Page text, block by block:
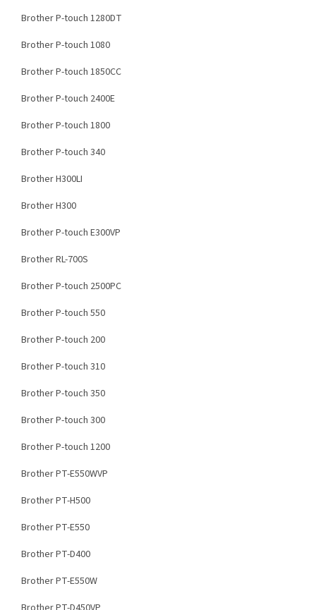
Brother P-touch 1280DT
Brother P-touch 1080
Brother P-touch 1850CC
Brother P-touch 2400E
Brother P-touch 1800
Brother P-touch 340
Brother H300LI
Brother H300
Brother P-touch E300VP
Brother RL-700S
Brother P-touch 2500PC
Brother P-touch 550
Brother P-touch 200
Brother P-touch 310
Brother P-touch 350
Brother P-touch 300
Brother P-touch 1200
Brother PT-E550WVP
Brother PT-H500
Brother PT-E550
Brother PT-D400
Brother PT-E550W